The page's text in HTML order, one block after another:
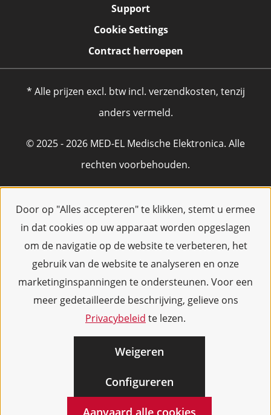
Door op "Alles accepteren" te klikken, stemt u ermee
in dat cookies op uw apparaat worden opgeslagen
om de navigatie op de website te verbeteren, het
gebruik van de website te analyseren en onze
marketinginspanningen te ondersteunen. Voor een
meer gedetailleerde beschrijving, gelieve ons
Privacybeleid te lezen.
Weigeren
Configureren
Aanvaard alle cookies
Support
Cookie Settings
Contract herroepen
* Alle prijzen excl. btw incl. verzendkosten, tenzij
anders vermeld.
© 2025 - 2026 MED-EL Medische Elektronica. Alle
rechten voorbehouden.